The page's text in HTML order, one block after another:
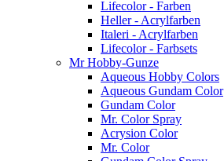
Lifecolor - Farben
Heller - Acrylfarben
Italeri - Acrylfarben
Lifecolor - Farbsets
Mr Hobby-Gunze
Aqueous Hobby Colors
Aqueous Gundam Color
Gundam Color
Mr. Color Spray
Acrysion Color
Mr. Color